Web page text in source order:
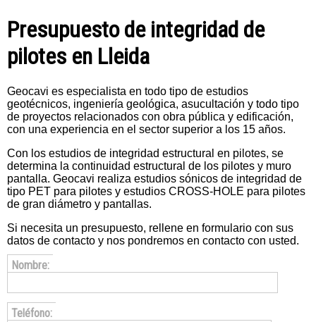
Presupuesto de integridad de
pilotes en Lleida
Geocavi es especialista en todo tipo de estudios
geotécnicos, ingeniería geológica, asucultación y todo tipo
de proyectos relacionados con obra pública y edificación,
con una experiencia en el sector superior a los 15 años.
Con los estudios de integridad estructural en pilotes, se
determina la continuidad estructural de los pilotes y muro
pantalla. Geocavi realiza estudios sónicos de integridad de
tipo PET para pilotes y estudios CROSS-HOLE para pilotes
de gran diámetro y pantallas.
Si necesita un presupuesto, rellene en formulario con sus
datos de contacto y nos pondremos en contacto con usted.
Nombre:
Teléfono: